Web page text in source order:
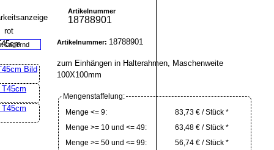
Lagernd
Artikelnummer
18788901
Artikelnummer: 18788901
zum Einhängen in Halterahmen, Maschenweite
100X100mm
Mengenstaffelung:
Menge <= 9:
83,73 € / Stück *
Menge >= 10 und <= 49:
63,48 € / Stück *
Menge >= 50 und <= 99:
56,74 € / Stück *